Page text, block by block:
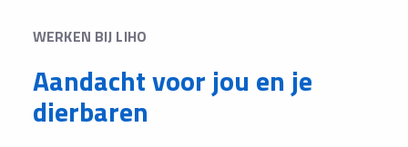
WERKEN BIJ LIHO
Aandacht voor jou en je
dierbaren